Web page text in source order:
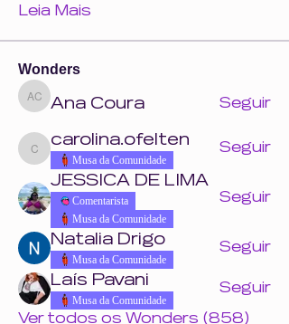
Leia Mais
Wonders
Ana Coura
Ana Coura Seguir
carolina.ofelten
carolina.ofelten
Musa da Comunidade
Seguir
JESSICA DE LIMA
Comentarista
Musa da Comunidade
Seguir
Natalia Drigo
Musa da Comunidade
Seguir
Laís Pavani
Musa da Comunidade
Seguir
Ver todos os Wonders (858)